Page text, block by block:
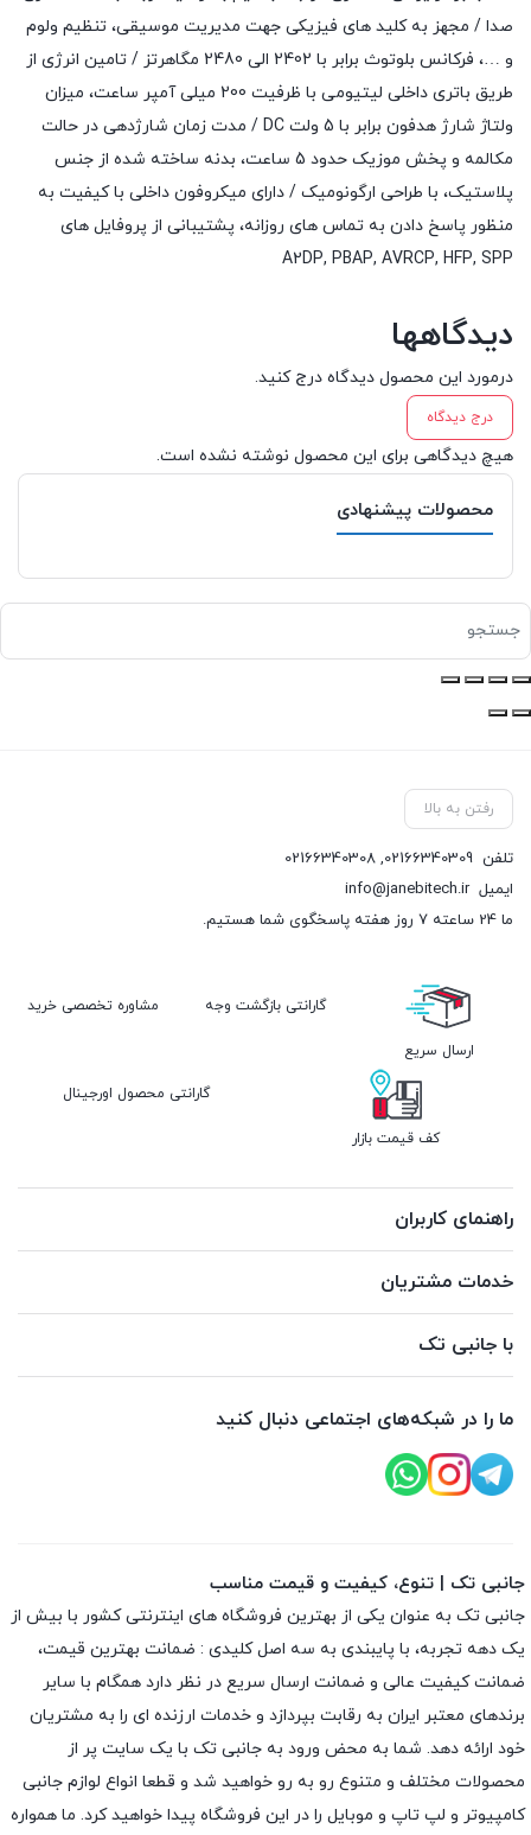
صدا / مجهز به کلید های فیزیکی جهت مدیریت موسیقی، تنظیم ولوم
و …، فرکانس بلوتوث برابر با 2402 الی 2480 مگاهرتز / تامین انرژی از
طریق باتری داخلی لیتیومی با ظرفیت 200 میلی آمپر ساعت، میزان
ولتاژ شارژ هدفون برابر با 5 ولت DC / مدت زمان شارژدهی در حالت
مکالمه و پخش موزیک حدود 5 ساعت، بدنه ساخته شده از جنس
پلاستیک، با طراحی ارگونومیک / دارای میکروفون داخلی با کیفیت به
منظور پاسخ دادن به تماس های روزانه، پشتیبانی از پروفایل های
A2DP, PBAP, AVRCP, HFP, SPP
دیدگاهها
درمورد این محصول دیدگاه درج کنید.
درج دیدگاه
هیچ دیدگاهی برای این محصول نوشته نشده است.
محصولات پیشنهادی
رفتن به بالا
تلفن 02166340309
,
02166340308
ایمیلinfo@janebitech.ir
ما 24 ساعته 7 روز هفته پاسخگوی شما هستیم.
ارسال سریع
گارانتی بازگشت وجه مشاوره تخصصی خرید
کف قیمت بازار
گارانتی محصول اورجینال
راهنمای کاربران
خدمات مشتریان
با جانبی تک
ما را در شبکه‌های اجتماعی دنبال کنید
جانبی تک | تنوع، کیفیت و قیمت مناسب
جانبی تک به عنوان یکی از بهترین فروشگاه های اینترنتی کشور با بیش از
یک دهه تجربه، با پایبندی به سه اصل کلیدی : ضمانت بهترین قیمت،
ضمانت کیفیت عالی و ضمانت ارسال سریع در نظر دارد همگام با سایر
برندهای معتبر ایران به رقابت بپردازد و خدمات ارزنده ای را به مشتریان
خود ارائه دهد. شما به محض ورود به جانبی تک با یک سایت پر از
محصولات مختلف و متنوع رو به رو خواهید شد و قطعا انواع لوازم جانبی
کامپیوتر و لپ تاپ و موبایل را در این فروشگاه پیدا خواهید کرد. ما همواره